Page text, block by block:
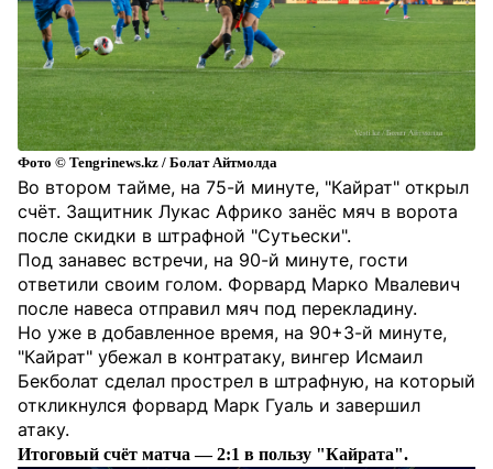
Фото © Tengrinews.kz / Болат Айтмолда
Во втором тайме, на 75-й минуте, "Кайрат" открыл
счёт. Защитник Лукас Африко занёс мяч в ворота
после скидки в штрафной "Сутьески".
Под занавес встречи, на 90-й минуте, гости
ответили своим голом. Форвард Марко Мвалевич
после навеса отправил мяч под перекладину.
Но уже в добавленное время, на 90+3-й минуте,
"Кайрат" убежал в контратаку, вингер Исмаил
Бекболат сделал прострел в штрафную, на который
откликнулся форвард Марк Гуаль и завершил
атаку.
Итоговый счёт матча — 2:1 в пользу "Кайрата".